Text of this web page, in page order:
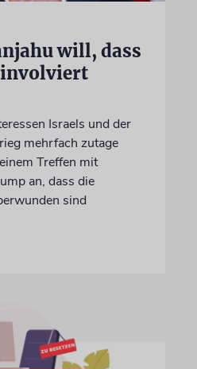
will, dass
involviert
Israels und der
mehrfach zutage
Treffen mit
an, dass die
sind